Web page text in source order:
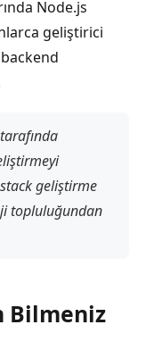
Node.js
geliştirici
geliştirme
topluluğundan
Bilmeniz